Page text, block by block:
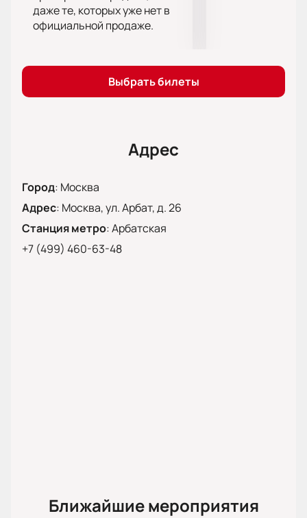
души!
Покупайте билеты на «13 вопрос к Ахматовой» у нас
места уже сейчас, оставаясь дома!
даже те, которых уже нет в
официальной продаже.
Выбрать билеты
Адрес
Город: Москва
Адрес: Москва, ул. Арбат, д. 26
Станция метро:Арбатская
+7 (499) 460-63-48
Ближайшие мероприятия